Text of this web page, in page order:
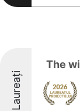
Laureați
The